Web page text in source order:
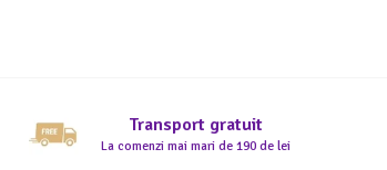
Transport gratuit
La comenzi mai mari de 190 de lei